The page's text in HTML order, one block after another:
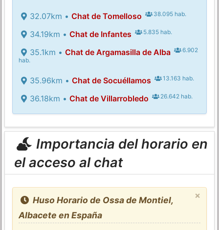
32.07km • Chat de Tomelloso 38.095 hab.
34.19km • Chat de Infantes 5.835 hab.
35.1km • Chat de Argamasilla de Alba
6.902
hab.
35.96km • Chat de Socuéllamos 13.163 hab.
36.18km • Chat de Villarrobledo 26.642 hab.
Importancia del horario en
el acceso al chat
×
Huso Horario de Ossa de Montiel,
Albacete en España